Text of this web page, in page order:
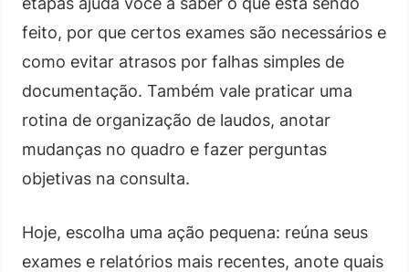
feito, por que certos exames são necessários e
como evitar atrasos por falhas simples de
documentação. Também vale praticar uma
rotina de organização de laudos, anotar
mudanças no quadro e fazer perguntas
objetivas na consulta.
Hoje, escolha uma ação pequena: reúna seus
exames e relatórios mais recentes, anote quais